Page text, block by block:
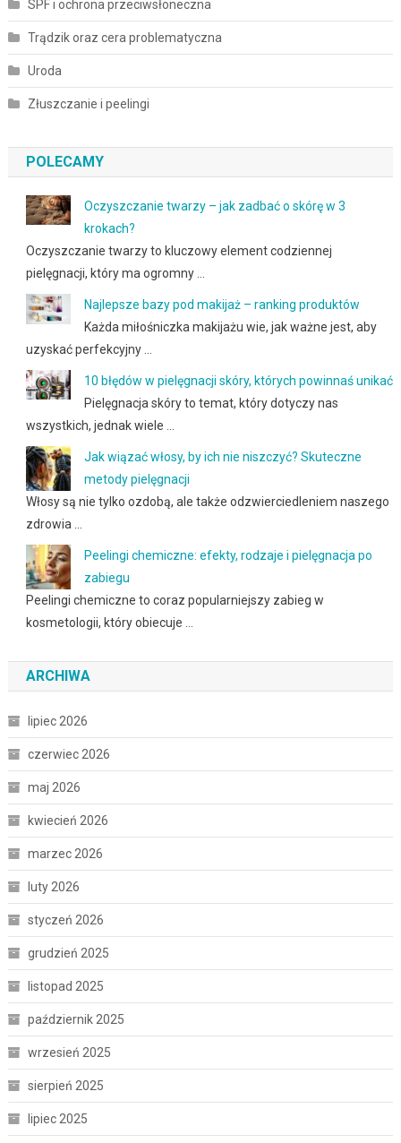
SPF i ochrona przeciwsłoneczna
Trądzik oraz cera problematyczna
Uroda
Złuszczanie i peelingi
POLECAMY
Oczyszczanie twarzy – jak zadbać o skórę w 3
krokach?
Oczyszczanie twarzy to kluczowy element codziennej
pielęgnacji, który ma ogromny …
Najlepsze bazy pod makijaż – ranking produktów
Każda miłośniczka makijażu wie, jak ważne jest, aby
uzyskać perfekcyjny …
10 błędów w pielęgnacji skóry, których powinnaś unikać
Pielęgnacja skóry to temat, który dotyczy nas
wszystkich, jednak wiele …
Jak wiązać włosy, by ich nie niszczyć? Skuteczne
metody pielęgnacji
Włosy są nie tylko ozdobą, ale także odzwierciedleniem naszego
zdrowia …
Peelingi chemiczne: efekty, rodzaje i pielęgnacja po
zabiegu
Peelingi chemiczne to coraz popularniejszy zabieg w
kosmetologii, który obiecuje …
ARCHIWA
lipiec 2026
czerwiec 2026
maj 2026
kwiecień 2026
marzec 2026
luty 2026
styczeń 2026
grudzień 2025
listopad 2025
październik 2025
wrzesień 2025
sierpień 2025
lipiec 2025